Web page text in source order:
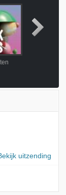
uitzending